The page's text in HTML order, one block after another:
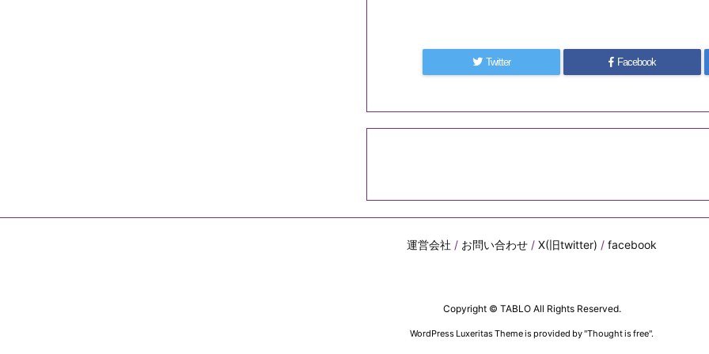
Twitter Facebook
運営会社 / お問い合わせ/ X(旧twitter) / facebook
Copyright © TABLOAll Rights Reserved.
WordPress Luxeritas Theme is provided by "Thought is free".